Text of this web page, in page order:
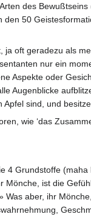
des
50
ja oft geradezu als
nur ein
Aspekte oder
Augenblicke
sind, und
wie ‘das
4 Grundstoffe
ist die
aber, ihr